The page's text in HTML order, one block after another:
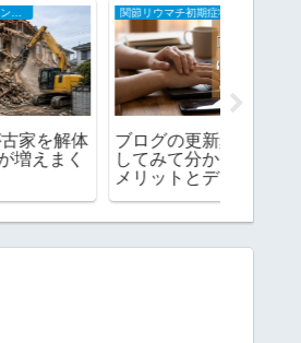
関節リウマチ初期症状と治療の全記録
ブログの更新頻度を落と
してみて分かったこと
メリットとデメリット